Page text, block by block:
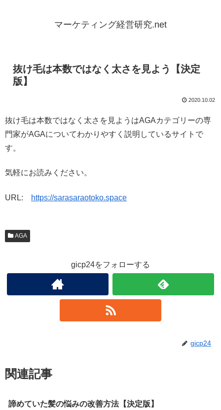
マーケティング経営研究.net
抜け毛は本数ではなく太さを見よう【決定
版】
2020.10.02
抜け毛は本数ではなく太さを見ようはAGAカテゴリーの専
門家がAGAについてわかりやすく説明しているサイトで
す。
気軽にお読みください。
URL: https://sarasaraotoko.space
AGA
gicp24をフォローする
gicp24
関連記事
諦めていた髪の悩みの改善方法【決定版】